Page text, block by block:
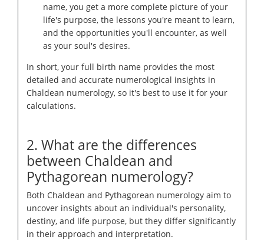
name, you get a more complete picture of your
life's purpose, the lessons you're meant to learn,
and the opportunities you'll encounter, as well
as your soul's desires.
In short, your full birth name provides the most
detailed and accurate numerological insights in
Chaldean numerology, so it's best to use it for your
calculations.
2. What are the differences
between Chaldean and
Pythagorean numerology?
Both Chaldean and Pythagorean numerology aim to
uncover insights about an individual's personality,
destiny, and life purpose, but they differ significantly
in their approach and interpretation.